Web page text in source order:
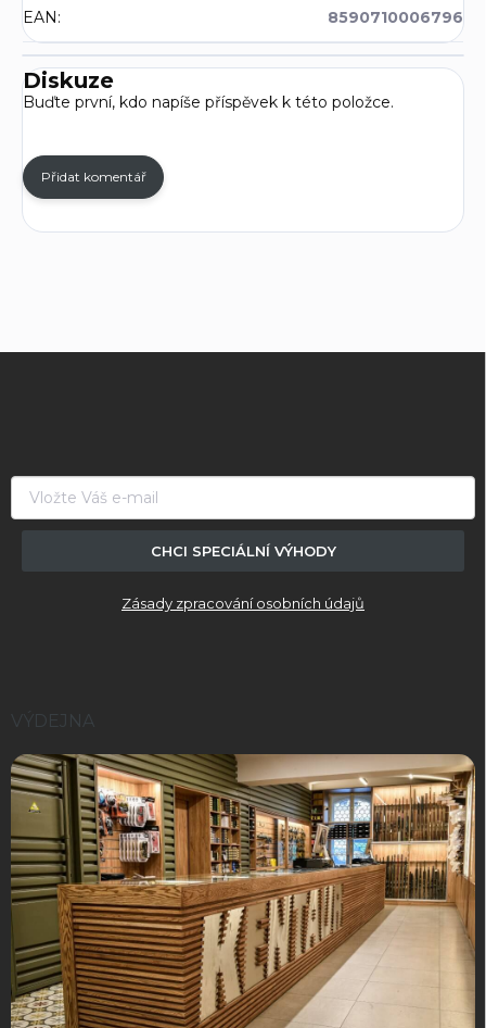
EAN : 8590710006796
Diskuze
Buďte první, kdo napíše příspěvek k této položce.
Přidat komentář
CHCI SPECIÁLNÍ VÝHODY
Zásady zpracování osobních údajů
VÝDEJNA